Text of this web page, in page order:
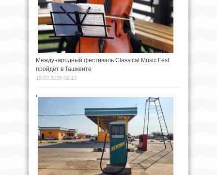
Международный фестиваль Classical Music Fest
пройдёт в Ташкенте
18.09.2025 02:10